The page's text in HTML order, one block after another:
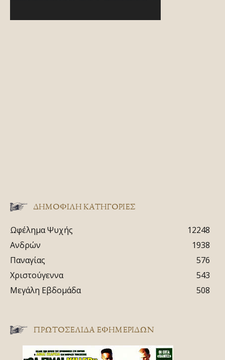
ΔΗΜΟΦΙΛΗ ΚΑΤΗΓΟΡΙΕΣ
Ωφέλημα Ψυχής
12248
Ανδρών
1938
Παναγίας
576
Χριστούγεννα
543
Μεγάλη Εβδομάδα
508
ΠΡΩΤΟΣΈΛΙΔΑ ΕΦΗΜΕΡΊΔΩΝ